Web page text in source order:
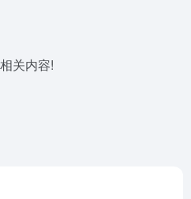
关内容!